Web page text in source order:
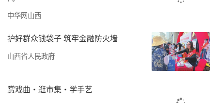
中华网山西
护好群众钱袋子 筑牢金融防火墙
山西省人民政府
赏戏曲·逛市集·学手艺